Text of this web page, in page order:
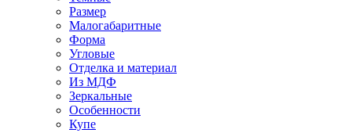
Размер
Малогабаритные
Форма
Угловые
Отделка и материал
Из МДФ
Зеркальные
Особенности
Купе